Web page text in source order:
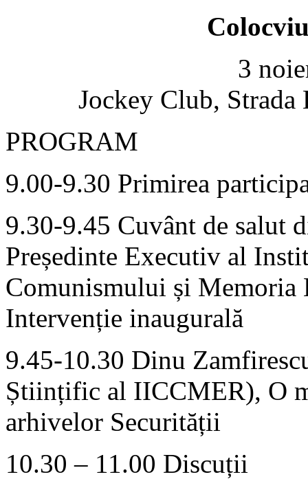
3
Jockey Club,
PROGRAM
9.00-9.30 Primirea
9.30-9.45 Cuvânt de salut
Președinte Executiv al
Comunismului și
Intervenție inaugurală
9.45-10.30 Dinu
Științific al IICCMER), O
arhivelor Securității
10.30 – 11.00 Discuții